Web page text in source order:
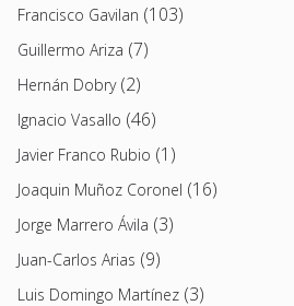
Francisco Gavilan (103)
Guillermo Ariza (7)
Hernán Dobry(2)
Ignacio Vasallo (46)
Javier Franco Rubio (1)
Joaquin Muñoz Coronel (16)
Jorge Marrero Ávila (3)
Juan-Carlos Arias (9)
Luis Domingo Martínez (3)